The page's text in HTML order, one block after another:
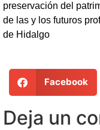
preservación del
de las y los futuros
de Hidalgo
Facebook
Deja un